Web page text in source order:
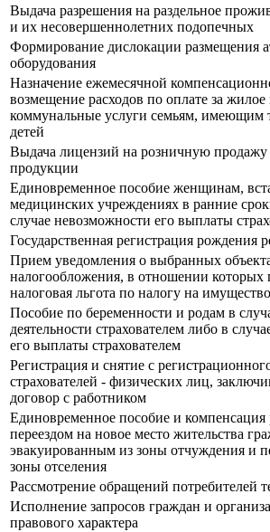
Выдача разрешения на раздельное
и их несовершеннолетних подопечных
Формирование дислокации размещения
оборудования
Назначение ежемесячной
возмещение расходов по оплате за
коммунальные услуги семьям, имеющим
детей
Выдача лицензий на розничную продажу
продукции
Единовременное пособие женщинам,
медицинских учреждениях в ранние
случае невозможности его выплаты
Государственная регистрация рождения
Прием уведомления о выбранных
налогообложения, в отношении которых
налоговая льгота по налогу на
Пособие по беременности и родам в
деятельности страхователем либо в
его выплаты страхователем
Регистрация и снятие с
страхователей - физических лиц,
договор с работником
Единовременное пособие и компенсация
переездом на новое место жительства
эвакуированным из зоны отчуждения и
зоны отселения
Рассмотрение обращений потребителей
Исполнение запросов граждан и
правового характера